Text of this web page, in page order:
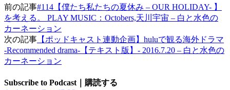
前の記事#114【僕たち私たちの夏休み – OUR HOLIDAY- 】
を考える。 PLAY MUSIC：Octobers,天川宇宙 – 白と水色の
カーネーション
次の記事 【ポッドキャスト連動企画】huluで観る海外ドラマ
-Recommended drama-【テキスト版】- 2016.7.20 – 白と水色の
カーネーション
Subscribe to Podcast｜購読する